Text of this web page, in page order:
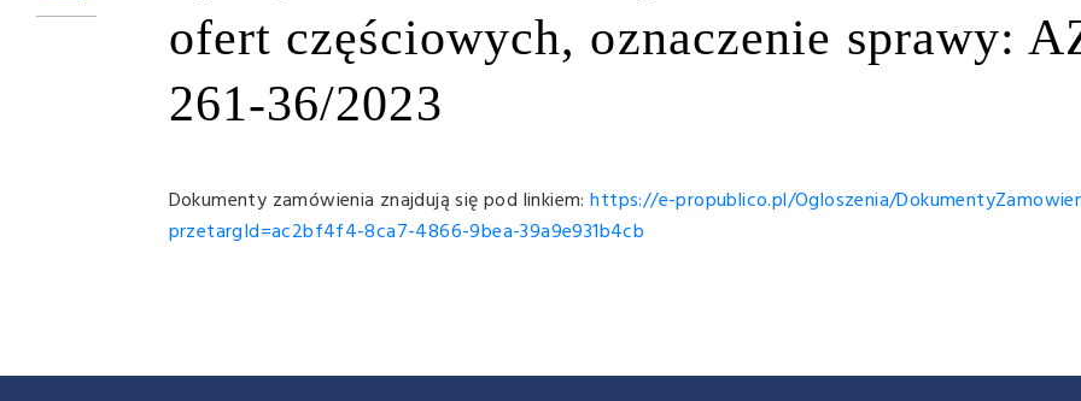
ofert częściowych, oznaczenie sprawy:
261-36/2023
Dokumenty zamówienia znajdują się pod linkiem:https://e-propublico.pl/Ogloszenia/
przetargId=ac2bf4f4-8ca7-4866-9bea-39a9e931b4cb